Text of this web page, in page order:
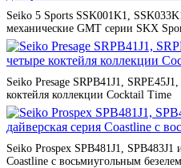
Seiko 5 Sports SSK001K1,
механические GMT серии SKX
Seiko Presage SRPB41J1,
коктейля коллекции Cocktail Time
Seiko Prospex SPB481J1, SPB483J1
Coastline с восьмиугольным безелем